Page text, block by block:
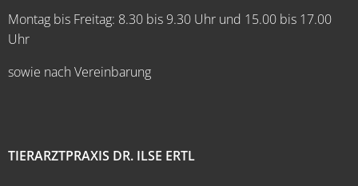
TIERARZTPRAXIS DR. ILSE ERTL
Montag bis Freitag: 8.30 bis 9.30 Uhr und 15.00 bis 17.00
Uhr
sowie nach Vereinbarung